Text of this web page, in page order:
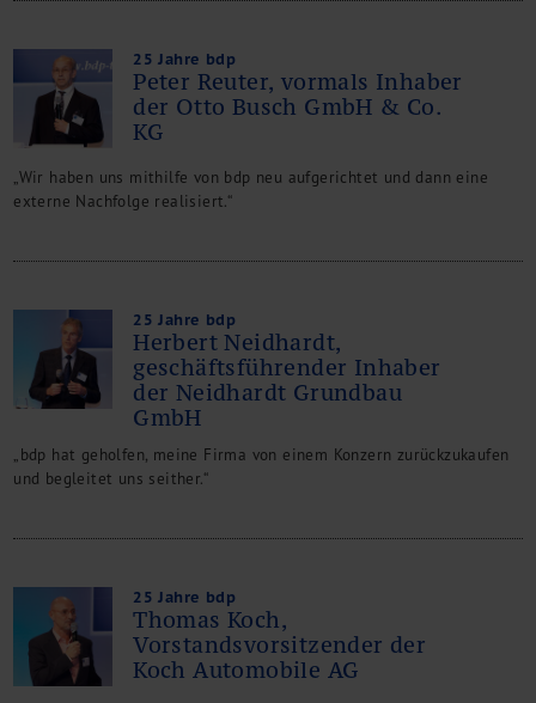
25 Jahre bdp
Peter Reuter, vormals Inhaber
der Otto Busch GmbH & Co.
KG
„Wir haben uns mithilfe von bdp neu aufgerichtet und dann eine
externe Nachfolge realisiert.“
25 Jahre bdp
Herbert Neidhardt,
geschäftsführender Inhaber
der Neidhardt Grundbau
GmbH
„bdp hat geholfen, meine Firma von einem Konzern zurückzukaufen
und begleitet uns seither.“
25 Jahre bdp
Thomas Koch,
Vorstandsvorsitzender der
Koch Automobile AG